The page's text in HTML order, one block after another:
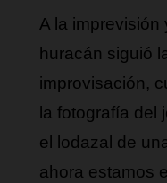
A la imprevisión
huracán siguió
improvisación,
la fotografía del
el lodazal de
ahora estamos